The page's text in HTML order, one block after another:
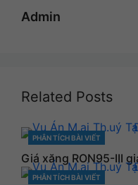
Admin
Related Posts
CATEGORIES
PHÂN TÍCH BÀI VIẾT
Giá xăng RON95-III
CATEGORIES
PHÂN TÍCH BÀI VIẾT